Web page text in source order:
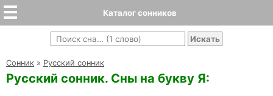
Каталог сонников
Cонник » Русский сонник
Русский сонник. Сны на букву Я: